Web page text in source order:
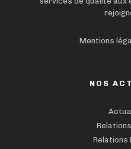
Mentions
NOS
Relations